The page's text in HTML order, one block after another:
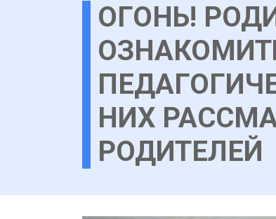
ОГОНЬ!
НИХ
РОДИТЕЛЕЙ